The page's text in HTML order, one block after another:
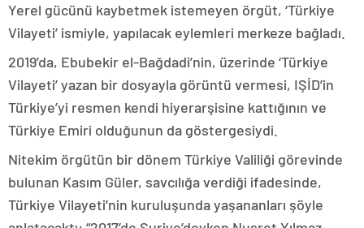
Yerel gücünü kaybetmek istemeyen örgüt, ‘Türkiye
Vilayeti’ ismiyle, yapılacak eylemleri merkeze bağladı.
2019’da, Ebubekir el-Bağdadi’nin, üzerinde ‘Türkiye
Vilayeti’ yazan bir dosyayla görüntü vermesi, IŞİD’in
Türkiye’yi resmen kendi hiyerarşisine kattığının ve
Türkiye Emiri olduğunun da göstergesiydi.
Nitekim örgütün bir dönem Türkiye Valiliği görevinde
bulunan Kasım Güler, savcılığa verdiği ifadesinde,
Türkiye Vilayeti’nin kuruluşunda yaşananları şöyle